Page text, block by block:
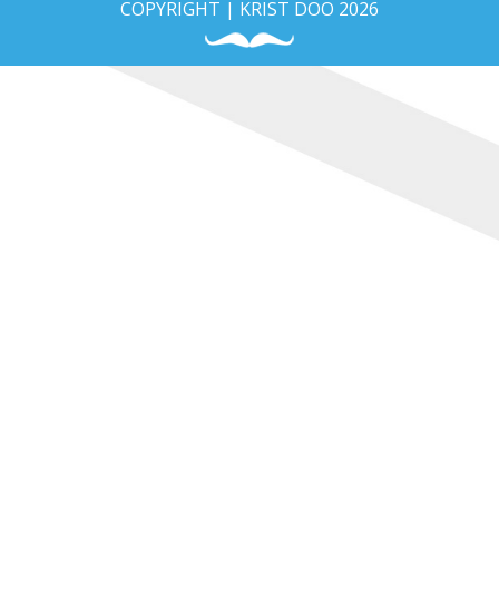
COPYRIGHT | KRIST DOO 2026